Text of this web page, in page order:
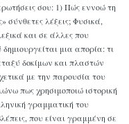
σου: 1) Πώς εννοώ τη
σύνθετες λέξεις; Φυσικά,
και σε άλλες που
μια απορία: τι
δοκίμων και πλαστών
με την παρουσία του
πως χρησιμοποιώ ιστορική
γραμματική του
που είναι γραμμένη σε